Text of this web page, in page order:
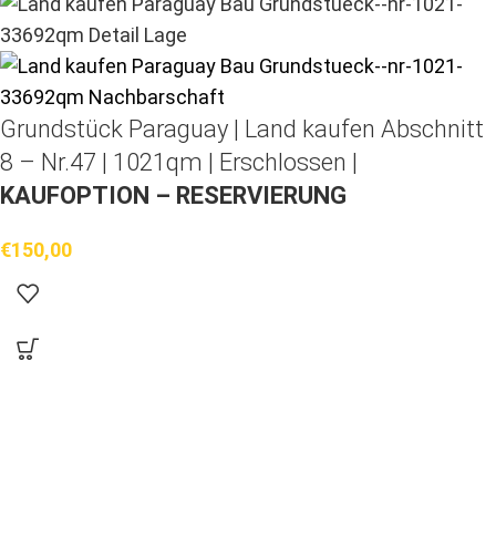
Grundstück Paraguay | Land kaufen Abschnitt
8 – Nr.47 | 1021qm | Erschlossen |
KAUFOPTION – RESERVIERUNG
€150,00